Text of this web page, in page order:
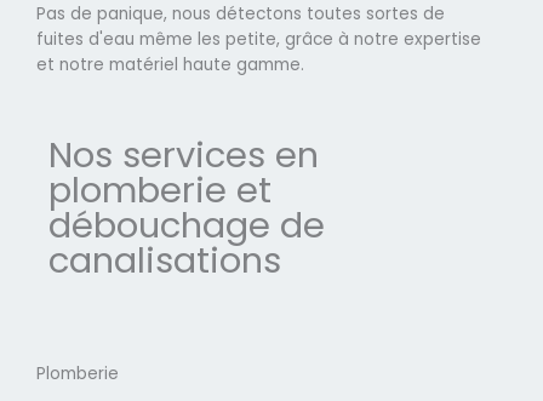
Pas de panique, nous détectons toutes sortes de
fuites d'eau même les petite, grâce à notre expertise
et notre matériel haute gamme.
Nos services en
plomberie et
débouchage de
canalisations
Plomberie